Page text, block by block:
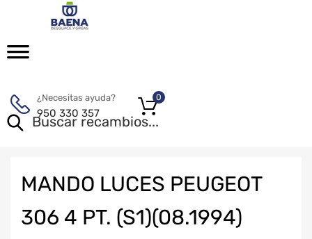
¿Necesitas ayuda?
950 330 357
0
MANDO LUCES PEUGEOT
306 4 PT. (S1)(08.1994)